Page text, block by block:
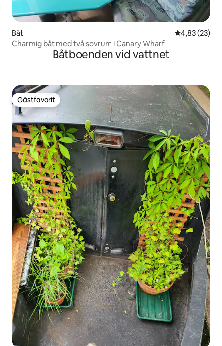
Båt 4,83 av 5 i
4,83 (23)
Charmig båt med två sovrum i Canary Wharf
Båtboenden vid vattnet
Gästfavorit
Gästfavorit